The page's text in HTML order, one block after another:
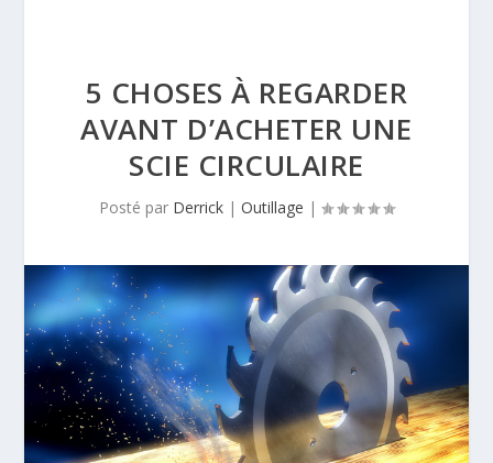
5 CHOSES À REGARDER
AVANT D’ACHETER UNE
SCIE CIRCULAIRE
Posté par Derrick | Outillage |